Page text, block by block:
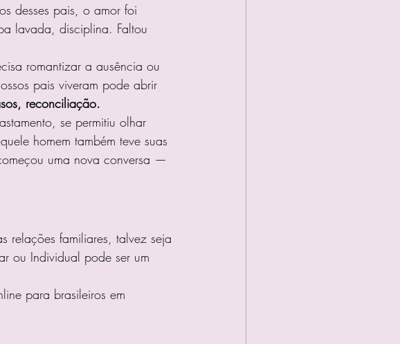
desses pais, o amor foi
lavada, disciplina. Faltou
romantizar a ausência ou
pais viveram pode abrir
reconciliação.
se permitiu olhar
homem também teve suas
uma nova conversa —
relações familiares, talvez seja
ou Individual pode ser um
para brasileiros em